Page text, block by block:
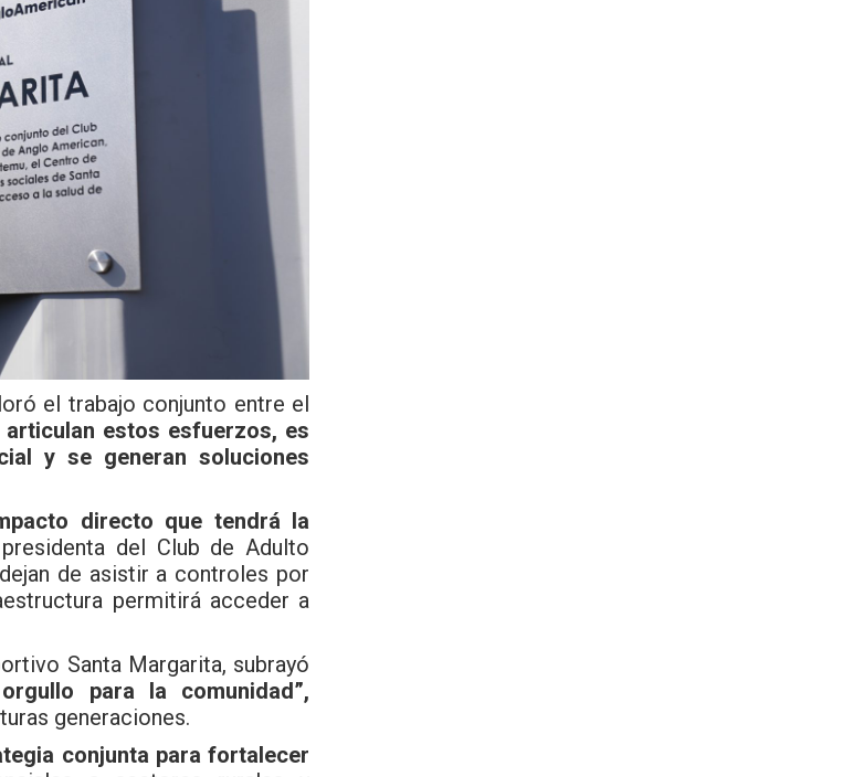
el trabajo conjunto entre el
articulan estos esfuerzos, es
y se generan soluciones
directo que tendrá la
del Club de Adulto
de asistir a controles por
permitirá acceder a
Santa Margarita, subrayó
para la comunidad”,
generaciones.
conjunta para fortalecer